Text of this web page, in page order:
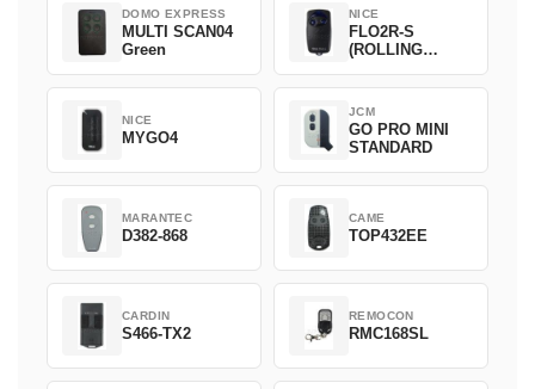
DOMO EXPRESS
MULTI SCAN04
Green
NICE
FLO2R-S
(ROLLING
NICE
MYGO4
JCM
GO PRO MINI
STANDARD
MARANTEC
D382-868
CAME
TOP432EE
CARDIN
S466-TX2
REMOCON
RMC168SL